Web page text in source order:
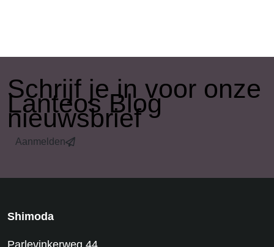
​Schrijf je in voor onze
Lanteos Blog
nieuwsbrief
Aanmelden
Shimoda
Parlevinkerweg 44